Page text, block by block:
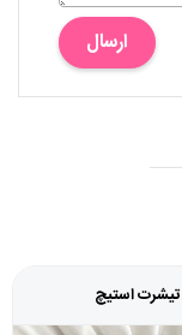
ارسال
تیشرت استیچ